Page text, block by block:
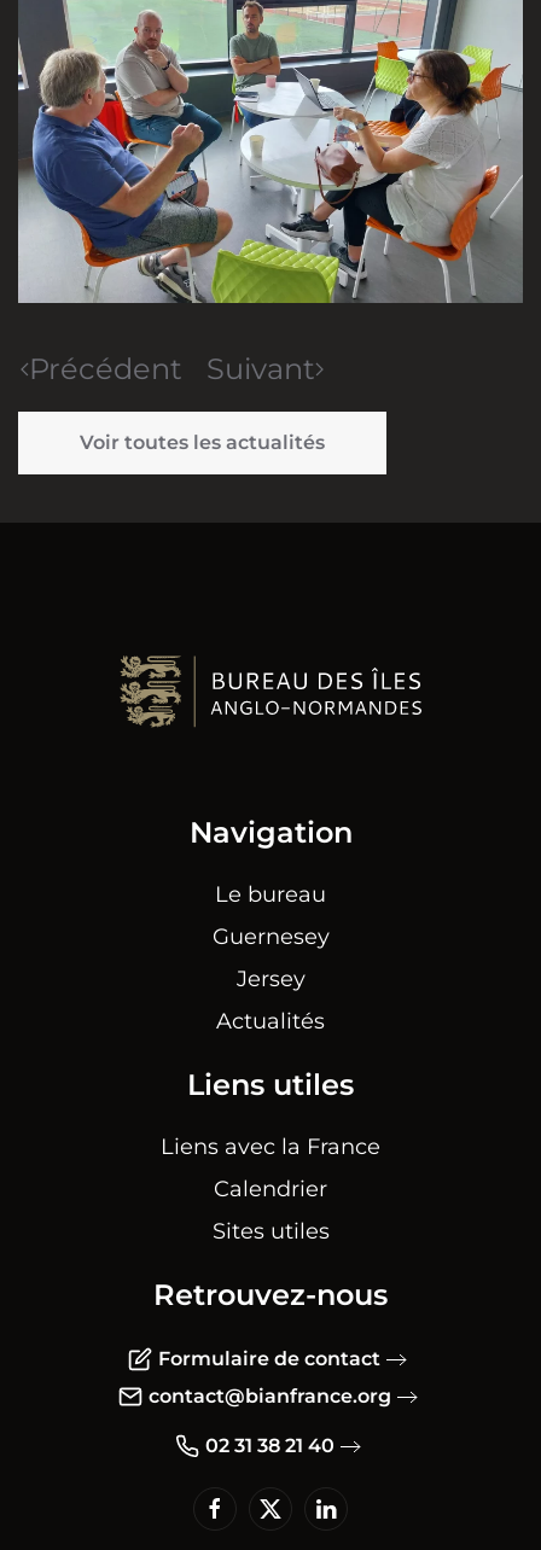
Précédent Suivant
Voir toutes les actualités
Navigation
Le bureau
Guernesey
Jersey
Actualités
Liens utiles
Liens avec la France
Calendrier
Sites utiles
Retrouvez-nous
Formulaire de contact
contact@bianfrance.org
02 31 38 21 40